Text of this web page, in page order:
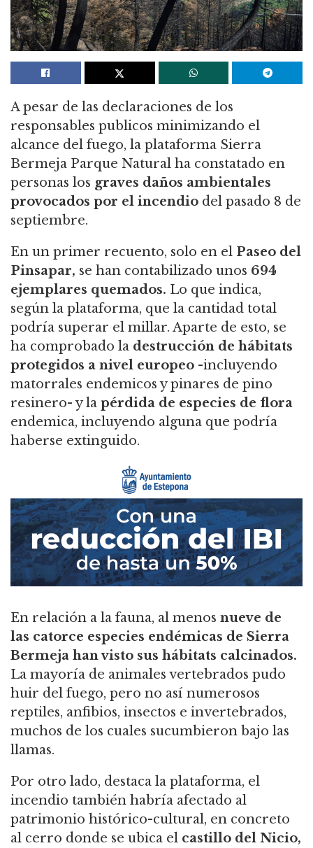
A pesar de las declaraciones de los
responsables publicos minimizando el
alcance del fuego, la plataforma Sierra
Bermeja Parque Natural ha constatado en
personas los graves daños ambientales
provocados por el incendio del pasado 8 de
septiembre.
En un primer recuento, solo en el Paseo del
Pinsapar, se han contabilizado unos 694
ejemplares quemados. Lo que indica,
según la plataforma, que la cantidad total
podría superar el millar. Aparte de esto, se
ha comprobado la destrucción de hábitats
protegidos a nivel europeo -incluyendo
matorrales endemicos y pinares de pino
resinero- y la pérdida de especies de flora
endemica, incluyendo alguna que podría
haberse extinguido.
En relación a la fauna, al menos nueve de
las catorce especies endémicas de Sierra
Bermeja han visto sus hábitats calcinados.
La mayoría de animales vertebrados pudo
huir del fuego, pero no así numerosos
reptiles, anfibios, insectos e invertebrados,
muchos de los cuales sucumbieron bajo las
llamas.
Por otro lado, destaca la plataforma, el
incendio también habría afectado al
patrimonio histórico-cultural, en concreto
al cerro donde se ubica el castillo del Nicio,